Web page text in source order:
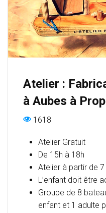
Atelier :
à Aubes à
1618
Atelier Gratuit
De 15h à 18h
Atelier à partir de 7
L’enfant doit être
Groupe de 8
enfant et 1 adulte